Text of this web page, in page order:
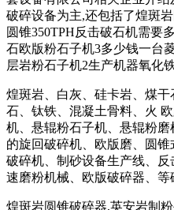
破碎设备为主,还包括了煌斑
圆锥350TPH反击破石机需要
石欧版粉石子机3多少钱一台
层岩粉石子机2生产机器氧化
煌斑岩、白灰、硅卡岩、煤
石、钛铁、混凝土骨料、火
机、悬辊粉石子机、悬辊粉
的旋回破碎机、欧版磨、圆
破碎机、制砂设备生产线、
速磨粉机械、欧版破碎器、等
煌斑岩圆锥破碎器,英安岩制